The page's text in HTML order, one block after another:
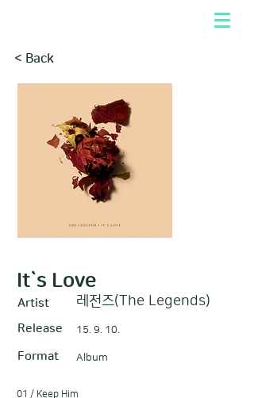
< Back
It`s Love
Artist 레전즈(The Legends)
Release 15. 9. 10.
Format Album
01 / Keep Him